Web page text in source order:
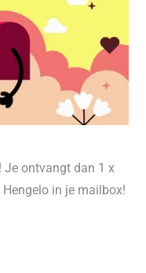
Je ontvangt dan 1 x
in je mailbox!